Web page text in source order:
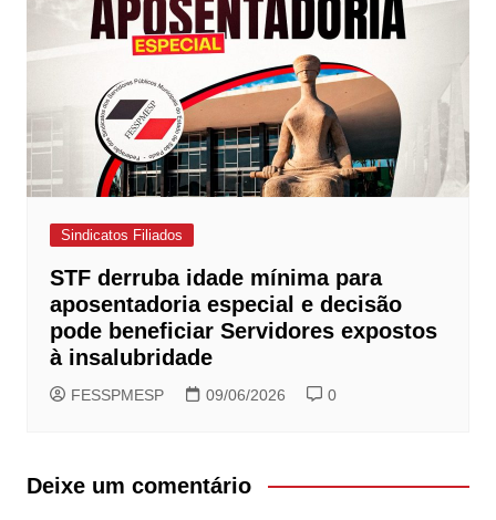
Sindicatos Filiados
STF derruba idade mínima para
aposentadoria especial e decisão
pode beneficiar Servidores expostos
à insalubridade
FESSPMESP 09/06/2026 0
Deixe um comentário